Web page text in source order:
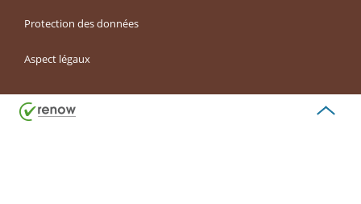
Protection des données
Aspect légaux
de